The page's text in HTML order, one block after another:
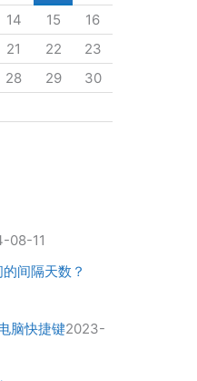
14 15
16
21 22
23
28 29
30
08-11
间隔天数？
脑快捷键2023-